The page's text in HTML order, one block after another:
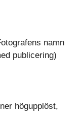
namn
publicering)
högupplöst,